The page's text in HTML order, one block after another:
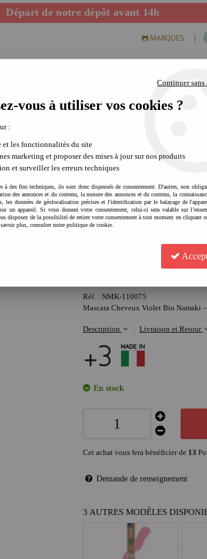
Départ de notre dépôt avant 14h
MARQUES |
NAMAKI Mascara
Soyez le premier à donner votre
Réf. : NMK-110075
Mascara Cheveux Violet Bio Namaki
Description Livraison et Retour
En stock
Cet achat vous fera bénéficier de 13
Demande de renseignement
3 AUTRES MODÈLES
Continuer sans
vous à utiliser vos cookies ?
:
les fonctionnalités du site
marketing et proposer des mises à jour sur nos produits
et surveiller les erreurs techniques
à des fins techniques, ils sont donc dispensés de consentement. D'autres, non
des annonces et du contenu, la mesure des annonces et du contenu, la
les données de géolocalisation précises et l'identification par le balayage de
un appareil. Si vous donnez votre consentement, celui-ci sera valable sur
disposez de la possibilité de retirer votre consentement à tout moment en cliquant
plus, consulter notre politique de cookie.